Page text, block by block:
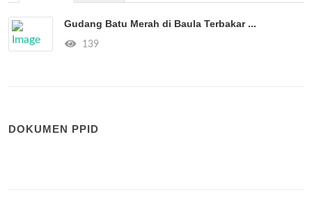
Gudang Batu Merah di Baula Terbakar ...
139
DOKUMEN PPID